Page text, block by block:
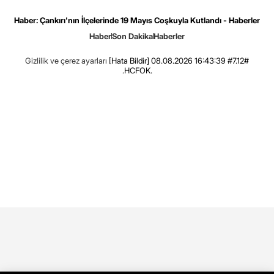
Haber: Çankırı'nın İlçelerinde 19 Mayıs Coşkuyla Kutlandı - Haberler
HaberSon DakikaHaberler
Gizlilik ve çerez ayarları [Hata Bildir] 08.08.2026 16:43:39 #7.12#
.HCFOK.